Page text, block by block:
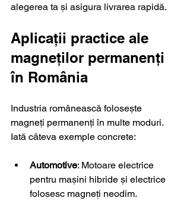
alegerea ta și asigura livrarea rapidă.
Aplicații practice ale
magneților permanenți
în România
Industria românească folosește
magneți permanenți în multe moduri.
Iată câteva exemple concrete:
Automotive: Motoare electrice
pentru mașini hibride și electrice
folosesc magneți neodim.